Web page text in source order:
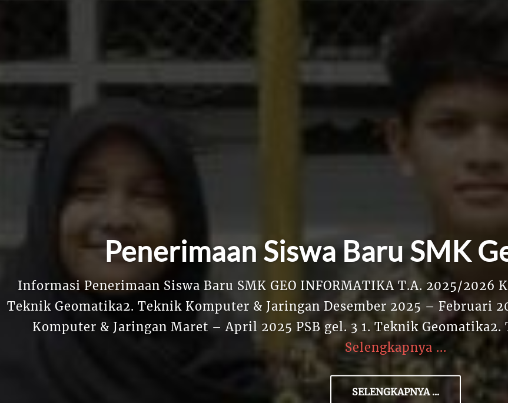
Penerimaan Siswa Baru SMK
Informasi Penerimaan Siswa Baru SMK GEO INFORMATIKA T.A. 2025/2026
Teknik Geomatika2. Teknik Komputer & Jaringan Desember 2025 – Februari
Komputer & Jaringan Maret – April 2025 PSB gel. 3 1. Teknik
Selengkapnya ...
SELENGKAPNYA ...